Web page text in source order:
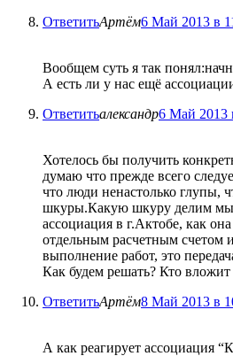
ОтветитьАртём6 Май 2013 в
Вообщем суть я так
А есть ли у нас ещё
Ответитьалександр6 Май 2013
Хотелось бы получить
думаю что прежде всего
что люди ненастолько глупы,
шкуры.Какую шкуру делим мы?
ассоциация в г.Актобе, как
отдельным расчетным счетом
выполнение работ, это
Как будем решать? Кто вложит
ОтветитьАртём8 Май 2013 в
А как реагирует ассоциация